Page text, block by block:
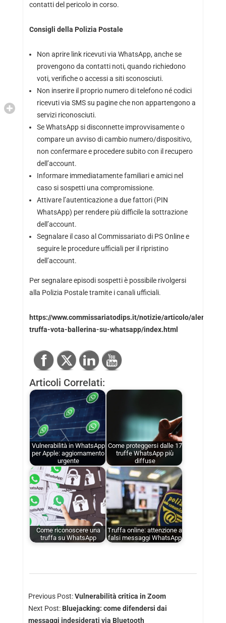
contatti del pericolo in corso.
Consigli della Polizia Postale
Non aprire link ricevuti via WhatsApp, anche se
provengono da contatti noti, quando richiedono
voti, verifiche o accessi a siti sconosciuti.
Non inserire il proprio numero di telefono né codici
ricevuti via SMS su pagine che non appartengono a
servizi riconosciuti.
Se WhatsApp si disconnette improvvisamente o
compare un avviso di cambio numero/dispositivo,
non confermare e procedere subito con il recupero
dell’account.
Informare immediatamente familiari e amici nel
caso si sospetti una compromissione.
Attivare l’autenticazione a due fattori (PIN
WhatsApp) per rendere più difficile la sottrazione
dell’account.
Segnalare il caso al Commissariato di PS Online e
seguire le procedure ufficiali per il ripristino
dell’account.
Per segnalare episodi sospetti è possibile rivolgersi
alla Polizia Postale tramite i canali ufficiali.
https://www.commissariatodips.it/notizie/articolo/alert-
truffa-vota-ballerina-su-whatsapp/index.html
Articoli Correlati:
Vulnerabilità in WhatsApp
per Apple: aggiornamento
urgente
Come proteggersi dalle 17
truffe WhatsApp più
diffuse
Come riconoscere una
truffa su WhatsApp
Truffa online: attenzione a
falsi messaggi WhatsApp
Previous Post:Vulnerabilità critica in Zoom
Next Post: Bluejacking: come difendersi dai
messaggi indesiderati via Bluetooth